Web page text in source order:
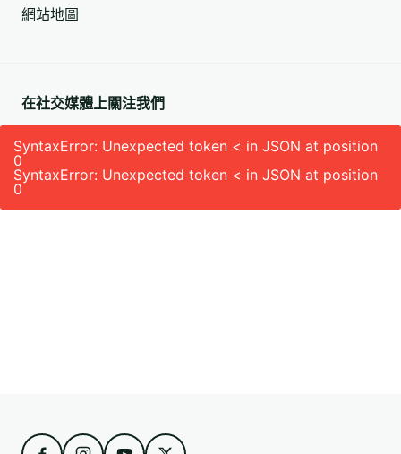
(必
網站地圖
在社交媒體上關注我們
SyntaxError: Unexpected token < in JSON at position
0
SyntaxError: Unexpected token < in JSON at position
0